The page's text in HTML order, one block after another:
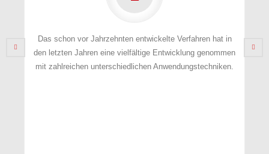
Jahrzehnten entwickelte Verfahren hat in
eine vielfältige Entwicklung genommen
unterschiedlichen Anwendungstechniken.
Die heutige
„Gleiches mit
z.B. eine Infektion